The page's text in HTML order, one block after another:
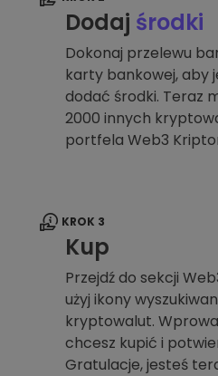
Dodaj środki
Dokonaj przelewu
karty bankowej, aby
dodać środki. Teraz
2000 innych
portfela Web3
KROK 3
Kup
Przejdź do sekcji
użyj ikony
kryptowalut.
chcesz kupić i
Gratulacje, jesteś